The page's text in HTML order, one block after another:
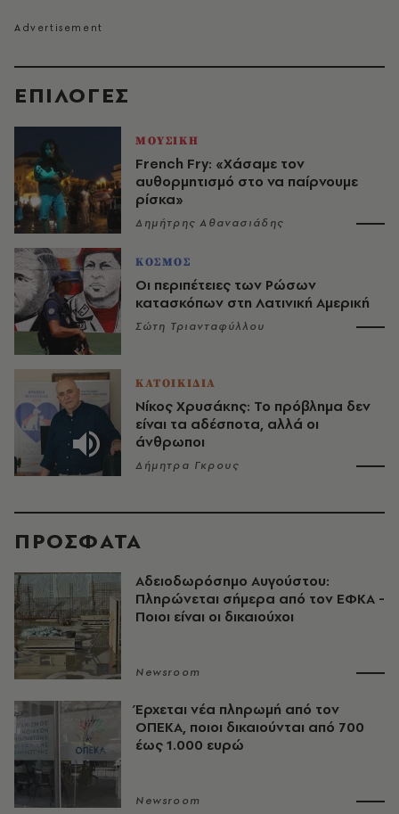
EΠΙΛΟΓΈΣ
ΜΟΥΣΙΚΗ
French Fry: «Χάσαμε τον
αυθορμητισμό στο να παίρνουμε
ρίσκα»
Δημήτρης Αθανασιάδης
ΚΟΣΜΟΣ
Οι περιπέτειες των Ρώσων
κατασκόπων στη Λατινική Αμερική
Σώτη Τριανταφύλλου
ΚΑΤΟΙΚΙΔΙΑ
Νίκος Χρυσάκης: Το πρόβλημα δεν
είναι τα αδέσποτα, αλλά οι
άνθρωποι
Δήμητρα Γκρους
ΠΡΟΣΦΑΤΑ
Αδειοδωρόσημο Αυγούστου:
Πληρώνεται σήμερα από τον ΕΦΚΑ -
Ποιοι είναι οι δικαιούχοι
Newsroom
Έρχεται νέα πληρωμή από τον
ΟΠΕΚΑ, ποιοι δικαιούνται από 700
έως 1.000 ευρώ
Newsroom